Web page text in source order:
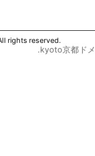
rights reserved.
.kyoto京都ド